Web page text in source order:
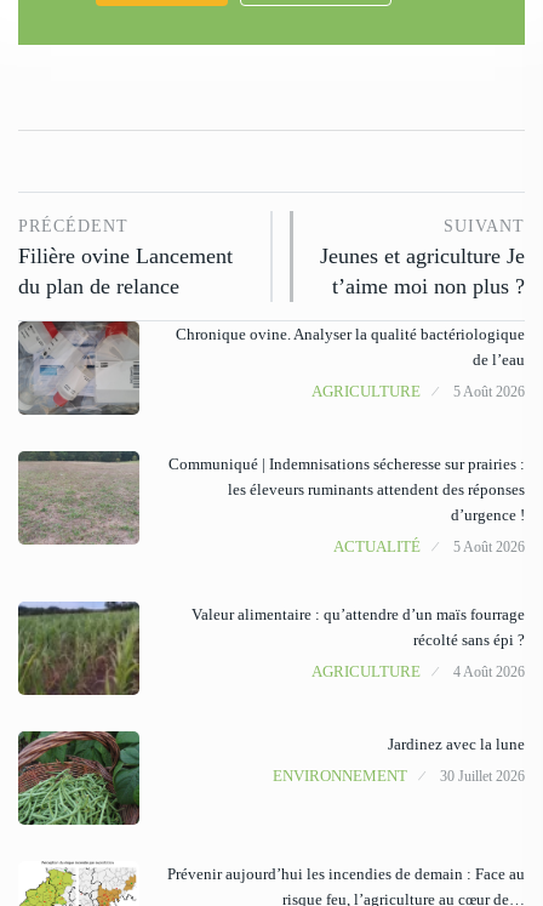
PRÉCÉDENT
Filière ovine Lancement
du plan de relance
SUIVANT
Jeunes et agriculture Je
t’aime moi non plus ?
Chronique ovine. Analyser la qualité bactériologique
de l’eau
AGRICULTURE
5 Août 2026
Communiqué | Indemnisations sécheresse sur prairies :
les éleveurs ruminants attendent des réponses
d’urgence !
ACTUALITÉ
5 Août 2026
Valeur alimentaire : qu’attendre d’un maïs fourrage
récolté sans épi ?
AGRICULTURE
4 Août 2026
Jardinez avec la lune
ENVIRONNEMENT
30 Juillet 2026
Prévenir aujourd’hui les incendies de demain : Face au
risque feu, l’agriculture au cœur de…